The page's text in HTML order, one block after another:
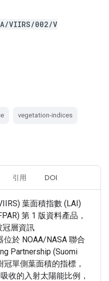
VIIRS/002/V
vegetation-indices
引用 DOI
葉面積指數 (LAI)
第 1 版資料產品，
冠層資訊
位於 NOAA/NASA 聯合
Partnership (Suomi
單側葉面積的指標，
收的入射太陽能比例，